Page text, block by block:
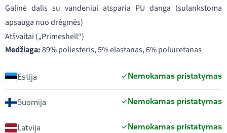
Galinė dalis su vandeniui atsparia PU danga (sulankstoma
apsauga nuo drėgmės)
Atšvaitai („Primeshell“)
Medžiaga:89% poliesteris, 5% elastanas, 6% poliuretanas
Estija Nemokamas pristatymas
Suomija Nemokamas pristatymas
Latvija Nemokamas pristatymas